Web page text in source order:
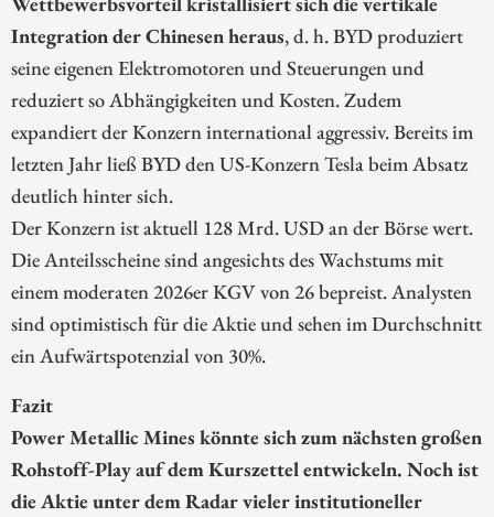
Integration der Chinesen heraus, d. h. BYD produziert
seine eigenen Elektromotoren und Steuerungen und
reduziert so Abhängigkeiten und Kosten. Zudem
expandiert der Konzern international aggressiv. Bereits im
letzten Jahr ließ BYD den US-Konzern Tesla beim Absatz
deutlich hinter sich.
Der Konzern ist aktuell 128 Mrd. USD an der Börse wert.
Die Anteilsscheine sind angesichts des Wachstums mit
einem moderaten 2026er KGV von 26 bepreist. Analysten
sind optimistisch für die Aktie und sehen im Durchschnitt
ein Aufwärtspotenzial von 30%.
Fazit
Power Metallic Mines könnte sich zum nächsten großen
Rohstoff-Play auf dem Kurszettel entwickeln. Noch ist
die Aktie unter dem Radar vieler institutioneller